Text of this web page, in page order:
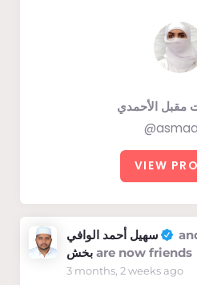
مقبل الأحمدي
VIEW
سهيل أحمد الوافي
بخش are now friends
3 months, 2 weeks ago